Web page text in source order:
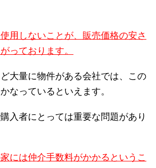
用しないことが、販売価格の安さ
っております。
大量に物件がある会社では、この
なっているといえます。
入者にとっては重要な問題があり
には仲介手数料がかかるというこ